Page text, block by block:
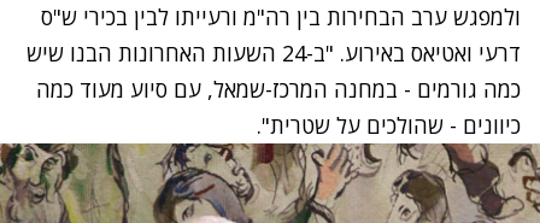
ולמפגש ערב הבחירות בין רה"מ ורעייתו לבין בכירי ש"ס
דרעי ואטיאס באירוע. "ב-24 השעות האחרונות הבנו שיש
כמה גורמים - במחנה המרכז-שמאל, עם סיוע מעוד כמה
כיוונים - שהולכים על שטרית".